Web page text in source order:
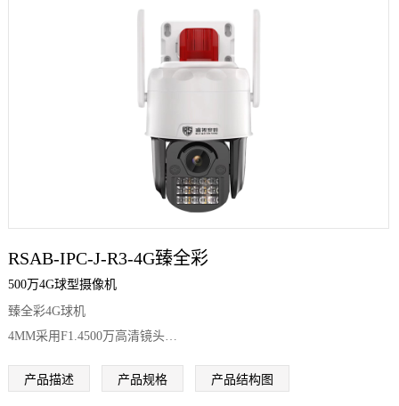
RSAB-IPC-J-R3-4G臻全彩
500万4G球型摄像机
臻全彩4G球机
4MM采用F1.4500万高清镜头
500万高清镜头
产品描述 产品规格 产品结构图